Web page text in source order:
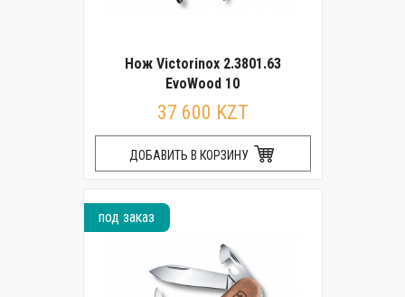
Нож Victorinox 2.3801.63
EvoWood 10
37 600 KZT
ДОБАВИТЬ В КОРЗИНУ
под заказ